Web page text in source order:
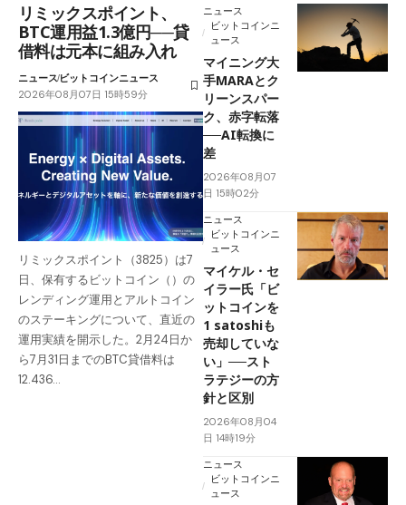
リミックスポイント、
BTC運用益1.3億円──貸
借料は元本に組み入れ
ニュースビットコインニュース
2026年08月07日 15時59分
リミックスポイント（3825）は7
日、保有するビットコイン（）の
レンディング運用とアルトコイン
のステーキングについて、直近の
運用実績を開示した。2月24日か
ら7月31日までのBTC貸借料は
12.436…
ニュース
ビットコインニ
ュース
マイニング大
手MARAとク
リーンスパー
ク、赤字転落
──AI転換に
差
2026年08月07
日 15時02分
ニュース
ビットコインニ
ュース
マイケル・セ
イラー氏「ビ
ットコインを
1 satoshiも
売却していな
い」──スト
ラテジーの方
針と区別
2026年08月04
日 14時19分
ニュース
ビットコインニ
ュース